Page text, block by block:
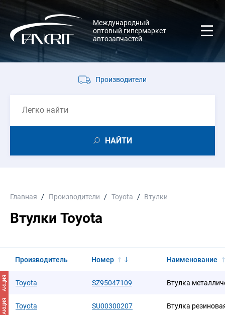
Международный
оптовый гипермаркет
автозапчастей
Производители
НАЙТИ
Главная Производители Toyota Втулки
Втулки Toyota
Производитель Номер Наименование
АКЦИЯ Toyota SZ95047109 Втулка
АКЦИЯ Toyota SU00300207 Втулка